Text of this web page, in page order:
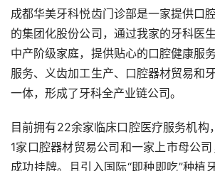
成都华美牙科悦齿门诊部是一家提供口
的集团化股份公司，通过我家的牙科医
中产阶级家庭，提供贴心的口腔健康服
服务、义齿加工生产、口腔器材贸易和
一体，形成了牙科全产业链公司。
目前拥有22余家临床口腔医疗服务机构
1家口腔器材贸易公司和一家上市母公
成功挂牌。且引入国际“即种即吃”种植